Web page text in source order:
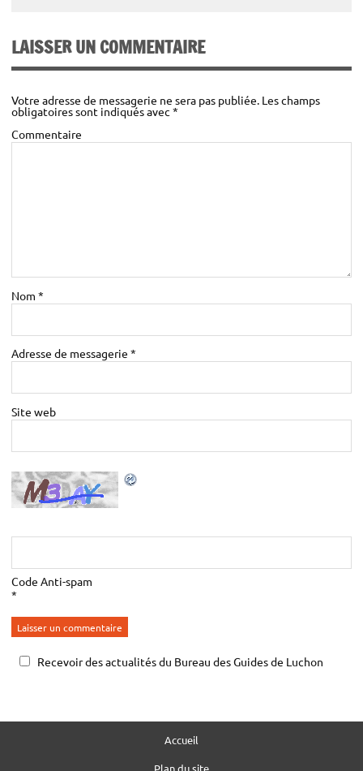
inscrits
Engag
individuel
400€
LAISSER UN COMMENTAIRE
Votre adresse de messagerie ne sera pas publiée. Les champs
obligatoires sont indiqués avec*
Commentaire
Nom*
Adresse de messagerie*
Site web
Code Anti-spam
*
Recevoir des actualités du Bureau des Guides de Luchon
Accueil